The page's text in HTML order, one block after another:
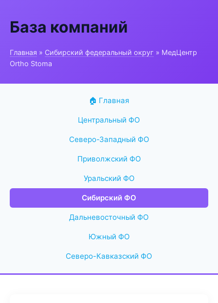
База компаний
Главная » Сибирский федеральный округ » МедЦентр
Ortho Stoma
🏠 Главная
Центральный ФО
Северо-Западный ФО
Приволжский ФО
Уральский ФО
Сибирский ФО
Дальневосточный ФО
Южный ФО
Северо-Кавказский ФО